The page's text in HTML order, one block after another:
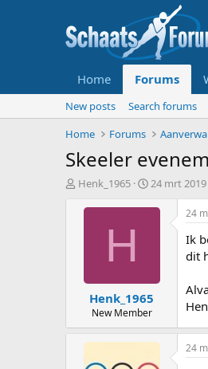
Home Forums
New posts
Search forums
Home
Forums
Skeeler
T
e
Henk_1965
S
a
t
u
m
24 mrt 2019
H
Henk_1965
New Member
24
Ik
dit
24